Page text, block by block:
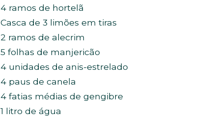
4 ramos de hortelã
Casca de 3 limões em tiras
2 ramos de alecrim
5 folhas de manjericão
4 unidades de anis-estrelado
4 paus de canela
4 fatias médias de gengibre
1 litro de água